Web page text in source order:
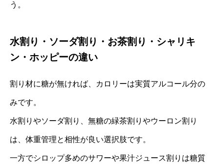
う。
水割り・ソーダ割り・お茶割り・シャリキ
ン・ホッピーの違い
割り材に糖が無ければ、カロリーは実質アルコール分の
みです。
水割りやソーダ割り、無糖の緑茶割りやウーロン割り
は、体重管理と相性が良い選択肢です。
一方でシロップ多めのサワーや果汁ジュース割りは糖質